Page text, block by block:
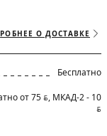
О ДОСТАВКЕ
Бесплатно
от 75 BYN, МКАД-2 - 10
BYN